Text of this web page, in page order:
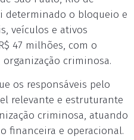
determinado o bloqueio e
veículos e ativos
47 milhões, com o
criminosa.
os responsáveis pelo
relevante e estruturante
criminosa, atuando
financeira e operacional.